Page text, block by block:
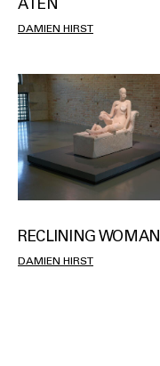
DAMIEN HIRST
RECLINING WOMAN
DAMIEN HIRST